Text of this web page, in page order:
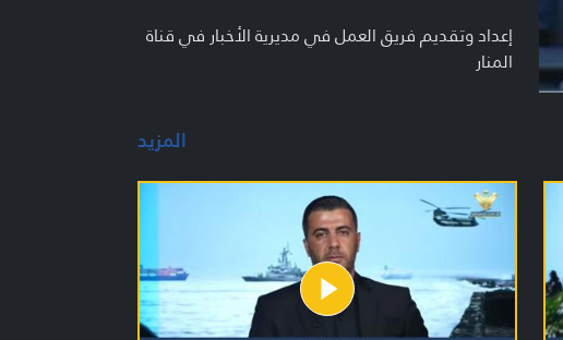
إعداد وتقديم فريق العمل في مديرية الأخبار في قناة
المنار
المزيد